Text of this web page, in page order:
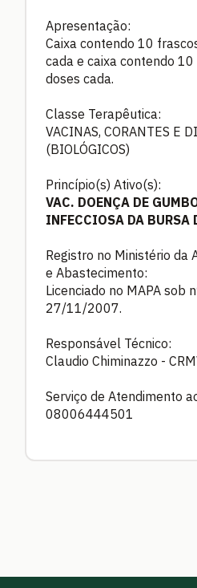
Apresentação:
Caixa contendo 10
cada e caixa contendo
doses cada.
Classe Terapêutica:
VACINAS, CORANTES E
(BIOLÓGICOS)
Princípio(s) Ativo(s):
VAC. DOENÇA DE
INFECCIOSA DA BURSA
Registro no Ministério da
e Abastecimento:
Licenciado no MAPA sob
27/11/2007.
Responsável Técnico:
Claudio Chiminazzo -
Serviço de Atendimento
08006444501